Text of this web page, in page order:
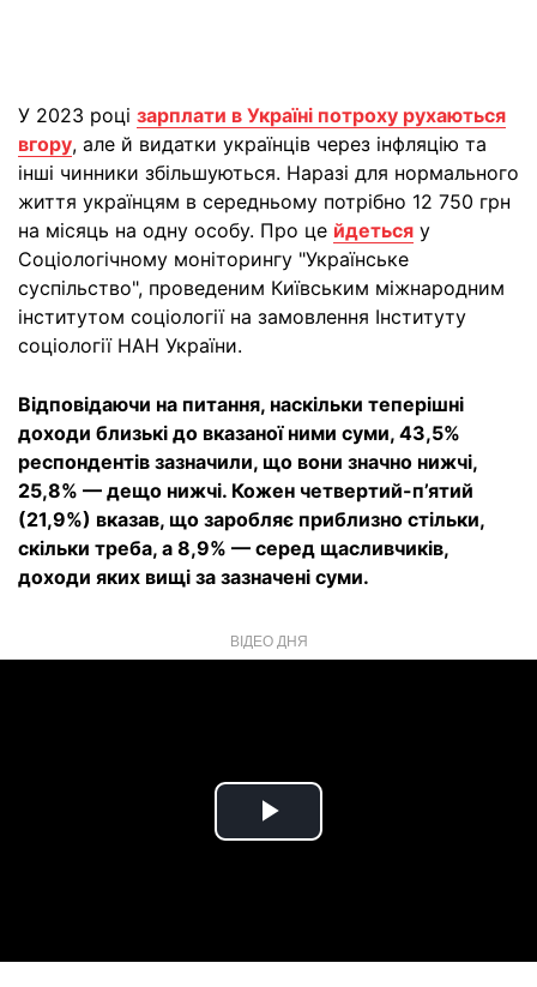
У 2023 році зарплати в Україні потроху рухаються
вгору, але й видатки українців через інфляцію та
інші чинники збільшуються. Наразі для нормального
життя українцям в середньому потрібно 12 750 грн
на місяць на одну особу. Про це йдеться у
Соціологічному моніторингу "Українське
суспільство", проведеним Київським міжнародним
інститутом соціології на замовлення Інституту
соціології НАН України.
Відповідаючи на питання, наскільки теперішні
доходи близькі до вказаної ними суми, 43,5%
респондентів зазначили, що вони значно нижчі,
25,8% — дещо нижчі. Кожен четвертий-п’ятий
(21,9%) вказав, що заробляє приблизно стільки,
скільки треба, а 8,9% — серед щасливчиків,
доходи яких вищі за зазначені суми.
ВІДЕО ДНЯ
Play